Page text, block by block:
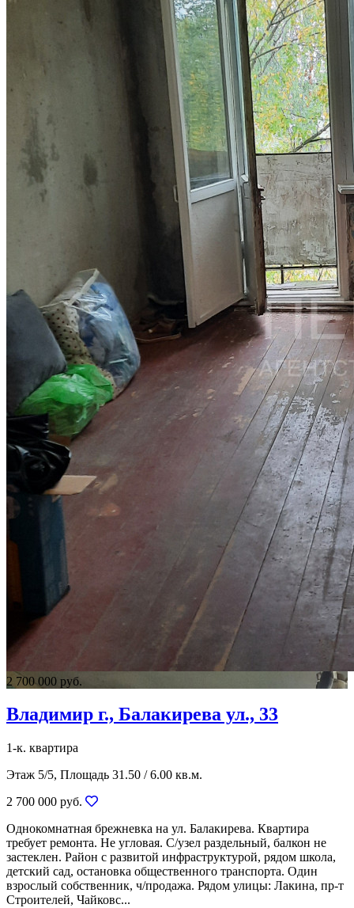
2 700 000 руб.
Владимир г., Балакирева ул., 33
1-к. квартира
Этаж 5/5, Площадь 31.50 / 6.00 кв.м.
2 700 000 руб.
Однокомнатная брежневка на ул. Балакирева. Квартира
требует ремонта. Не угловая. С/узел раздельный, балкон не
застеклен. Район с развитой инфраструктурой, рядом школа,
детский сад, остановка общественного транспорта. Один
взрослый собственник, ч/продажа. Рядом улицы: Лакина, пр-т
Строителей, Чайковс...